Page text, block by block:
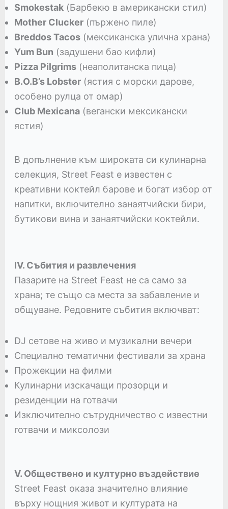
Smokestak(Барбекю в американски стил)
Mother Clucker(пържено пиле)
Breddos Tacos(мексиканска улична храна)
Yum Bun (задушени бао кифли)
Pizza Pilgrims(неаполитанска пица)
B.O.B’s Lobster(ястия с морски дарове,
особено рулца от омар)
Club Mexicana(вегански мексикански
ястия)
В допълнение към широката си кулинарна
селекция, Street Feast е известен с
креативни коктейл барове и богат избор от
напитки, включително занаятчийски бири,
бутикови вина и занаятчийски коктейли.
IV. Събития и развлечения
Пазарите на Street Feast не са само за
храна; те също са места за забавление и
общуване. Редовните събития включват:
DJ сетове на живо и музикални вечери
Специално тематични фестивали за храна
Прожекции на филми
Кулинарни изскачащи прозорци и
резиденции на готвачи
Изключително сътрудничество с известни
готвачи и миксолози
V. Обществено и културно въздействие
Street Feast оказа значително влияние
върху нощния живот и културата на